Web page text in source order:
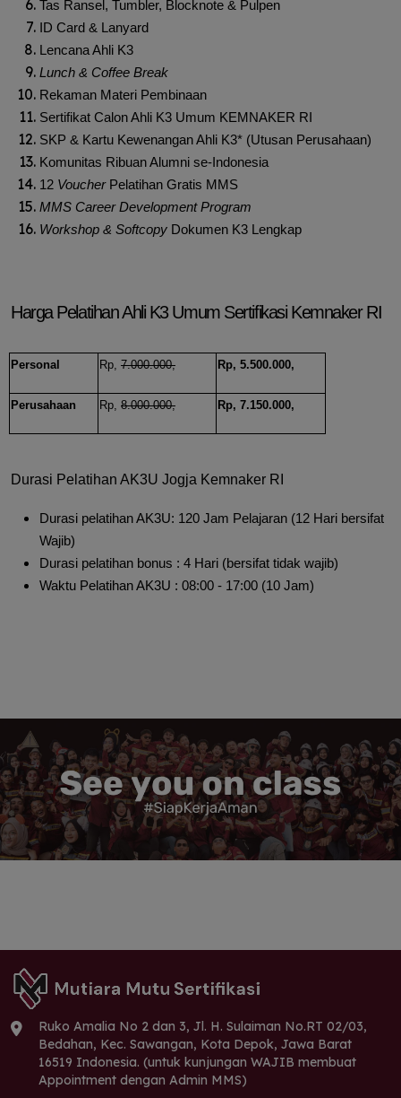
Tas Ransel, Tumbler, Blocknote & Pulpen
ID Card & Lanyard
Lencana Ahli K3
Lunch & Coffee Break
Rekaman Materi Pembinaan
Sertifikat Calon Ahli K3 Umum KEMNAKER RI
SKP & Kartu Kewenangan Ahli K3* (Utusan Perusahaan)
Komunitas Ribuan Alumni se-Indonesia
12 Voucher Pelatihan Gratis MMS
MMS Career Development Program
Workshop & Softcopy Dokumen K3 Lengkap
Harga Pelatihan Ahli K3 Umum Sertifikasi Kemnaker RI
Personal Rp, 7.000.000, Rp, 5.500.000,
Perusahaan Rp, 8.000.000, Rp, 7.150.000,
Durasi Pelatihan AK3U Jogja Kemnaker RI
Durasi pelatihan AK3U: 120 Jam Pelajaran (12 Hari bersifat
Wajib)
Durasi pelatihan bonus : 4 Hari (bersifat tidak wajib)
Waktu Pelatihan AK3U : 08:00 - 17:00 (10 Jam)
Ruko Amalia No 2 dan 3, Jl. H. Sulaiman No.RT 02/03,
Bedahan, Kec. Sawangan, Kota Depok, Jawa Barat
16519 Indonesia. (untuk kunjungan WAJIB membuat
Appointment dengan Admin MMS)